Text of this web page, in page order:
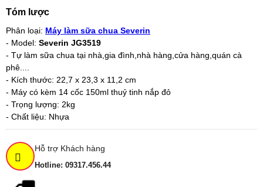
Tóm lược
Phân loại: Máy làm sữa chua Severin
- Model: Severin JG3519
- Tự làm sữa chua tại nhà,gia đình,nhà hàng,cửa hàng,quán cà
phê....
- Kích thước: 22,7 x 23,3 x 11,2 cm
- Máy có kèm 14 cốc 150ml thuỷ tinh nắp đỏ
- Trọng lượng: 2kg
- Chất liệu: Nhựa
Hỗ trợ Khách hàng
Hotline: 09317.456.44